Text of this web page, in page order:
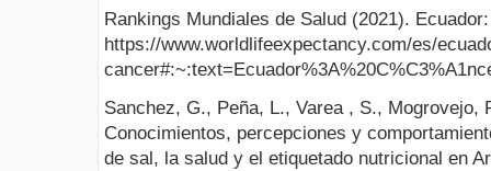
Rankings Mundiales de Salud (2021).
https://www.worldlifeexpectancy.com/es/
Sanchez, G., Peña, L., Varea , S., Mogrovejo,
Conocimientos, percepciones y
de sal, la salud y el etiquetado nutricional en